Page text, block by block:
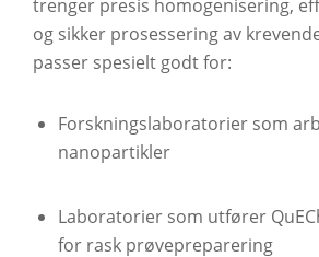
trenger presis homogenisering,
og sikker prosessering av
passer spesielt godt for:
Forskningslaboratorier som
nanopartikler
Laboratorier som utfører
for rask prøvepreparering